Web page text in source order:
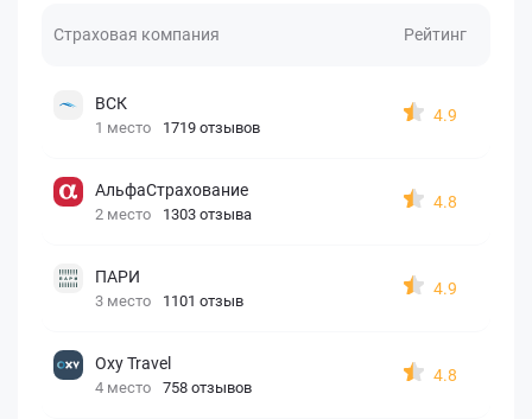
Страховая компания Рейтинг
ВСК
1 место 1719 отзывов
4.9
АльфаСтрахование
2 место 1303 отзыва
4.8
ПАРИ
3 место 1101 отзыв
4.9
Oxy Travel
4 место 758 отзывов
4.8